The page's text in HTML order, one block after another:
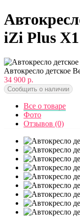
iZi Plus X1
Автокресло детское
34 900 р.
Сообщить о наличии
Все о товаре
Фото
Отзывов (0)